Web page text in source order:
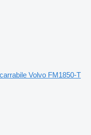
Volvo FM1850-T